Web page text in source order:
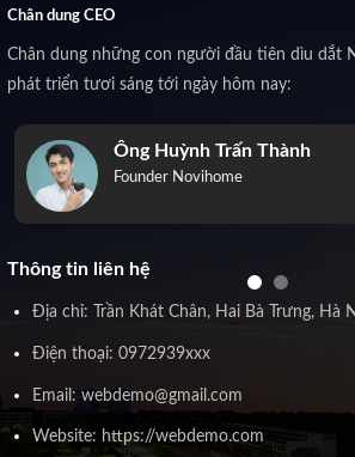
Chân dung CEO
Chân dung những con người đầu tiên dìu dắt
phát triển tươi sáng tới ngày hôm nay:
Ông Huỳnh Trấn Thành
Founder Novihome
Thông tin liên hệ
Địa chỉ: Trần Khát Chân, Hai Bà Trưng, Hà
Điện thoại: 0972939xxx
Email: webdemo@gmail.com
Website: https://webdemo.com